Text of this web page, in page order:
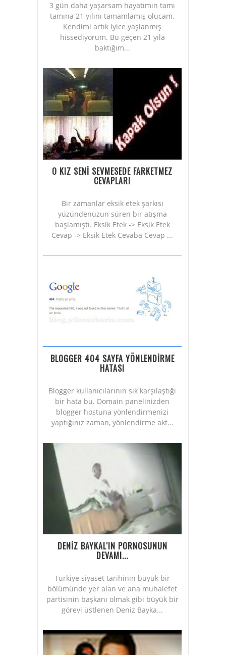
3 gün daha yaşarsam hayatımın tamı
tamına 21 yılını tamamlamış olucam.
Kendimi artık iyice yaşlanmış
hissediyorum. Bu geçen 21 yıla
baktığım...
O KIZ SENİ SEVMESEDE FARKETMEZ
CEVAPLARI
Bir zamanlar eksik etek şarkısı
yüzündenuzun süren bir atışma
başlamıştı. Eksik Etek -> Eksik Etek
Cevap -> Eksik Etek Cevaba Cevap ...
BLOGGER 404 SAYFA YÖNLENDİRME
HATASI
Blogger kullanıcılarının sık karşılaştığı
bir hata bu. Domain panelinizden
blogger hostuna yönlendirmenizi
yaptığınız zaman, yönlendirme akt...
DENİZ BAYKAL'IN PORNOSUNUN
DEVAMI...
Türkiye siyaset tarihinin büyük bir
bölümünde yer alan ve ana muhalefet
partisinin başkanı olmak gibi büyük bir
görevi üstlenen Deniz Bayka...